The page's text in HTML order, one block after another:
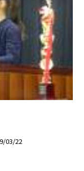
03/22